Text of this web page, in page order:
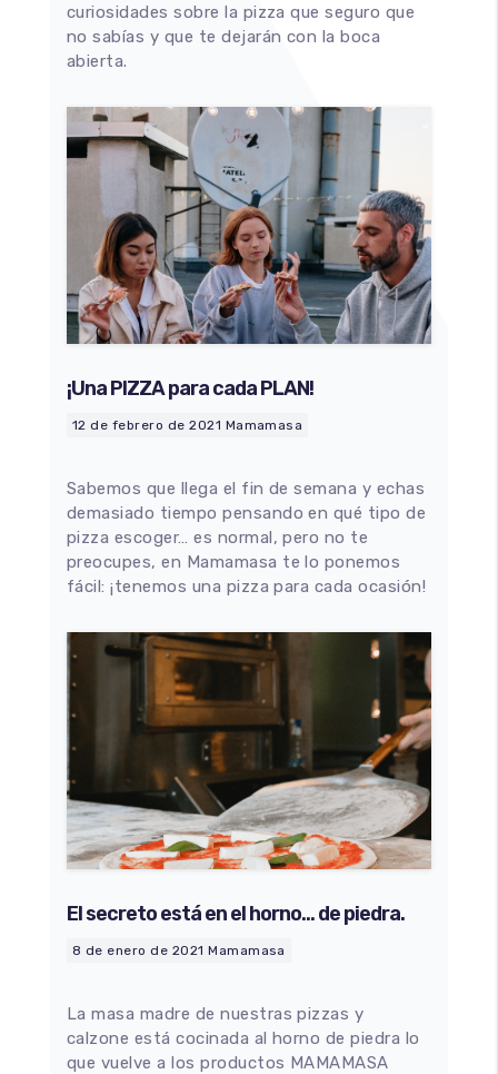
curiosidades sobre la pizza que seguro que
no sabías y que te dejarán con la boca
abierta.
¡Una PIZZA para cada PLAN!
12 de febrero de 2021 Mamamasa
Sabemos que llega el fin de semana y echas
demasiado tiempo pensando en qué tipo de
pizza escoger… es normal, pero no te
preocupes, en Mamamasa te lo ponemos
fácil: ¡tenemos una pizza para cada ocasión!
El secreto está en el horno… de piedra.
8 de enero de 2021 Mamamasa
La masa madre de nuestras pizzas y
calzone está cocinada al horno de piedra lo
que vuelve a los productos MAMAMASA